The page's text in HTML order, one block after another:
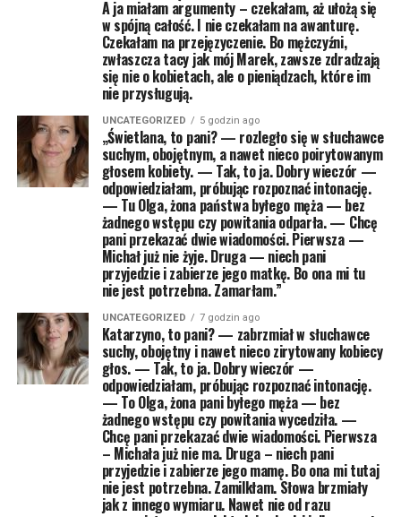
A ja miałam argumenty – czekałam, aż ułożą się
w spójną całość. I nie czekałam na awanturę.
Czekałam na przejęzyczenie. Bo mężczyźni,
zwłaszcza tacy jak mój Marek, zawsze zdradzają
się nie o kobietach, ale o pieniądzach, które im
nie przysługują.
UNCATEGORIZED 5 godzin ago
„Świetlana, to pani? — rozległo się w słuchawce
suchym, obojętnym, a nawet nieco poirytowanym
głosem kobiety. — Tak, to ja. Dobry wieczór —
odpowiedziałam, próbując rozpoznać intonację.
— Tu Olga, żona państwa byłego męża — bez
żadnego wstępu czy powitania odparła. — Chcę
pani przekazać dwie wiadomości. Pierwsza —
Michał już nie żyje. Druga — niech pani
przyjedzie i zabierze jego matkę. Bo ona mi tu
nie jest potrzebna. Zamarłam.”
UNCATEGORIZED 7 godzin ago
Katarzyno, to pani? — zabrzmiał w słuchawce
suchy, obojętny i nawet nieco zirytowany kobiecy
głos. — Tak, to ja. Dobry wieczór —
odpowiedziałam, próbując rozpoznać intonację.
— To Olga, żona pani byłego męża — bez
żadnego wstępu czy powitania wycedziła. —
Chcę pani przekazać dwie wiadomości. Pierwsza
– Michała już nie ma. Druga – niech pani
przyjedzie i zabierze jego mamę. Bo ona mi tutaj
nie jest potrzebna. Zamilkłam. Słowa brzmiały
jak z innego wymiaru. Nawet nie od razu